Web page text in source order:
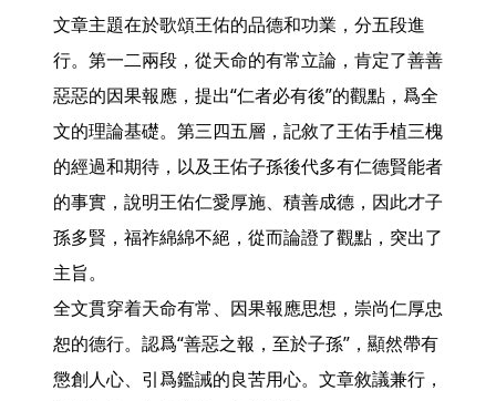
文章主題在於歌頌王佑的品德和功業，分五段進
行。第一二兩段，從天命的有常立論，肯定了善善
惡惡的因果報應，提出“仁者必有後”的觀點，爲全
文的理論基礎。第三四五層，記敘了王佑手植三槐
的經過和期待，以及王佑子孫後代多有仁德賢能者
的事實，說明王佑仁愛厚施、積善成德，因此才子
孫多賢，福祚綿綿不絕，從而論證了觀點，突出了
主旨。
全文貫穿着天命有常、因果報應思想，崇尚仁厚忠
恕的德行。認爲“善惡之報，至於子孫”，顯然帶有
懲創人心、引爲鑑誡的良苦用心。文章敘議兼行，